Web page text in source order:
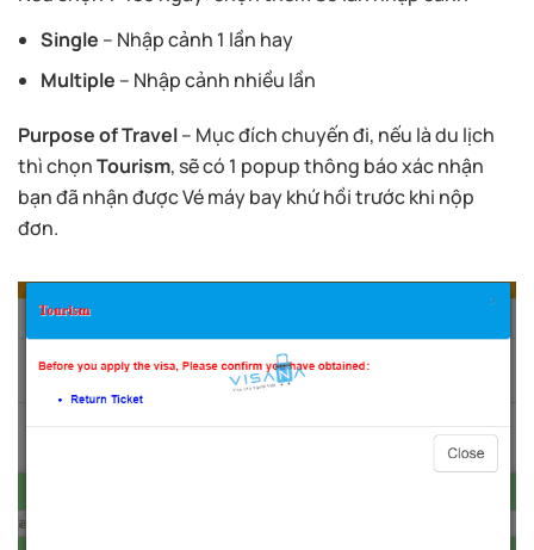
Single – Nhập cảnh 1 lần hay
Multiple – Nhập cảnh nhiều lần
Purpose of Travel– Mục đích chuyến đi, nếu là du lịch
thì chọnTourism, sẽ có 1 popup thông báo xác nhận
bạn đã nhận được Vé máy bay khứ hồi trước khi nộp
đơn.